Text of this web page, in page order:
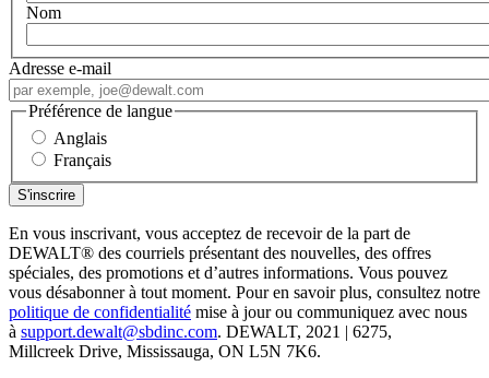
Nom
Adresse e-mail
Préférence de langue
Anglais
Français
En vous inscrivant, vous acceptez de recevoir de la part de
DEWALT® des courriels présentant des nouvelles, des offres
spéciales, des promotions et d’autres informations. Vous pouvez
vous désabonner à tout moment. Pour en savoir plus, consultez notre
politique de confidentialité mise à jour ou communiquez avec nous
à support.dewalt@sbdinc.com. DEWALT, 2021 | 6275,
Millcreek Drive, Mississauga, ON L5N 7K6.